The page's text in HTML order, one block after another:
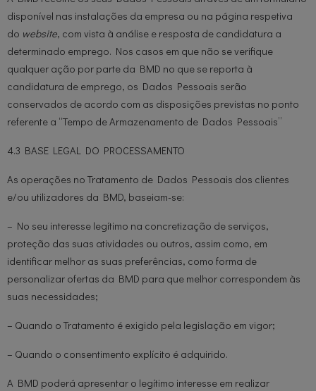
disponível nas instalações da empresa ou na página respetiva
do website, com vista à análise e resposta de candidatura a
determinado emprego. Nos casos em que não se verifique
qualquer ação por parte da BMD no que se reporta à
candidatura de emprego, os Dados Pessoais serão
conservados de acordo com as disposições previstas no ponto
referente a “Tempo de Armazenamento de Dados Pessoais”
4.3 BASE LEGAL DO PROCESSAMENTO
As operações no Tratamento de Dados Pessoais dos clientes
e/ou utilizadores da BMD, baseiam-se:
– No seu interesse legítimo na concretização de serviços,
proteção das suas atividades ou outros, assim como, em
identificar melhor as suas preferências, como forma de
personalizar ofertas da BMD para que melhor correspondem às
suas necessidades;
– Quando o Tratamento é exigido pela legislação em vigor;
– Quando o consentimento explícito é adquirido.
A BMD poderá apresentar o legítimo interesse em realizar